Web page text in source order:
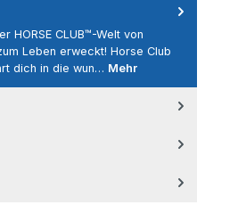
HORSE CLUB™-Welt von
Leben erweckt! Horse Club
dich in die wun… Mehr